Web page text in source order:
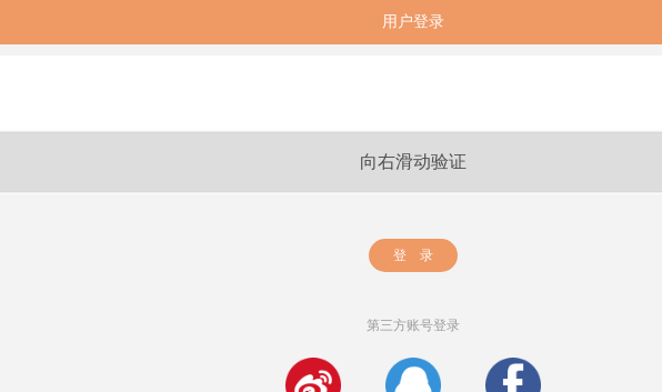
用户登录
向右滑动验证
登 录
第三方账号登录